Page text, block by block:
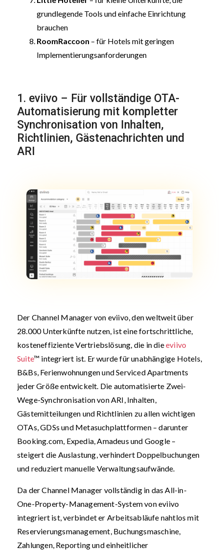
grundlegende Tools und einfache Einrichtung
brauchen
RoomRaccoon – für Hotels mit geringen
Implementierungsanforderungen
1. eviivo – Für vollständige OTA-
Automatisierung mit kompletter
Synchronisation von Inhalten,
Richtlinien, Gästenachrichten und
ARI
Der Channel Manager von eviivo, den weltweit über
28.000 Unterkünfte nutzen, ist eine fortschrittliche,
kosteneffiziente Vertriebs­lösung, die in dieeviivo
Suite™ integriert ist. Er wurde für unabhängige Hotels,
B&Bs, Ferienwohnungen und Serviced Apartments
jeder Größe entwickelt. Die automatisierte Zwei-
Wege-Synchronisation von ARI, Inhalten,
Gästemitteilungen und Richtlinien zu allen wichtigen
OTAs, GDSs und Metasuchplattformen – darunter
Booking.com, Expedia, Amadeus und Google –
steigert die Auslastung, verhindert Doppelbuchungen
und reduziert manuelle Verwaltungsaufwände.
Da der Channel Manager vollständig in das All-in-
One-Property-Management-System von eviivo
integriert ist, verbindet er Arbeitsabläufe nahtlos mit
Reservierungsmanagement, Buchungsmaschine,
Zahlungen, Reporting und einheitlicher